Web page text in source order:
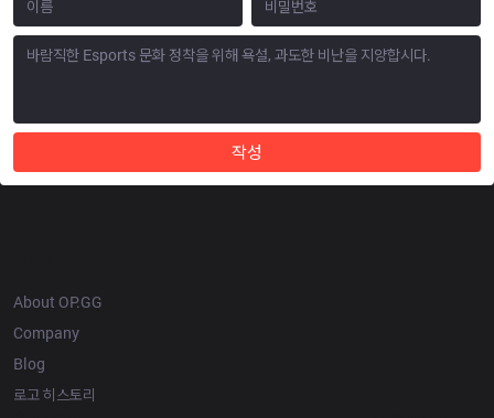
작성
About OP.GG
Company
Blog
로고 히스토리